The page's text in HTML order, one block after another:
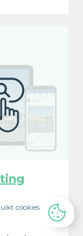
cookies